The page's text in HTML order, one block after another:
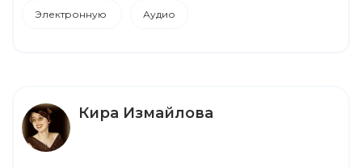
Электронную Аудио
Кира Измайлова